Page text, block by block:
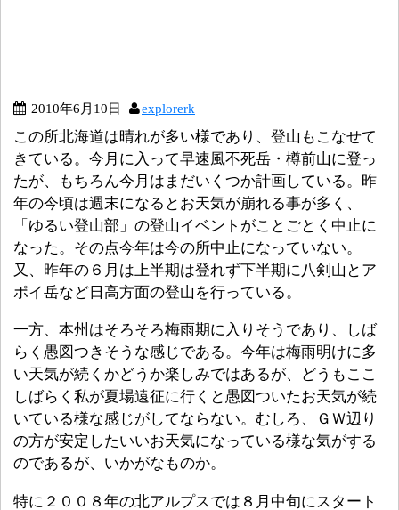
2010年6月10日 explorerk
この所北海道は晴れが多い様であり、登山もこなせて
きている。今月に入って早速風不死岳・樽前山に登っ
たが、もちろん今月はまだいくつか計画している。昨
年の今頃は週末になるとお天気が崩れる事が多く、
「ゆるい登山部」の登山イベントがことごとく中止に
なった。その点今年は今の所中止になっていない。
又、昨年の６月は上半期は登れず下半期に八剣山とア
ポイ岳など日高方面の登山を行っている。
一方、本州はそろそろ梅雨期に入りそうであり、しば
らく愚図つきそうな感じである。今年は梅雨明けに多
い天気が続くかどうか楽しみではあるが、どうもここ
しばらく私が夏場遠征に行くと愚図ついたお天気が続
いている様な感じがしてならない。むしろ、ＧＷ辺り
の方が安定したいいお天気になっている様な気がする
のであるが、いかがなものか。
特に２００８年の北アルプスでは８月中旬にスタート